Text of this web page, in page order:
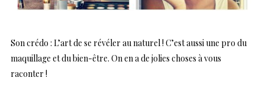
Son crédo : L’art de se révéler au naturel ! C’est aussi une pro du
maquillage et du bien-être. On en a de jolies choses à vous
raconter !